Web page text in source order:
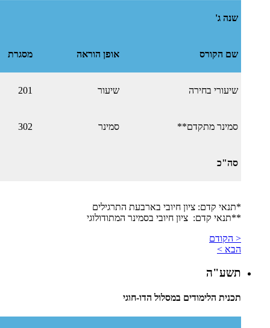
שנה ג'
שם הקורס אופן הוראה מסגרת
שיעורי בחירה שיעור 201
סמינר מתקדם** סמינר 302
סה"כ
*תנאי קדם: ציון חיובי בארבעת התרגילים
​**תנאי קדם: ציון חיובי בסמינר המתודולוגי
< הקודם
הבא >
תשע"ה
תכנית הלימודים במסלול הדו-חוגי